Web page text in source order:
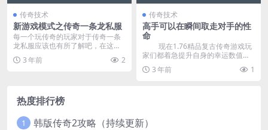
传奇技术
新游戏模式之传奇一条龙私服
每一个玩传奇的玩家对于传奇一条
龙私服应该也有所了解吧，在这样
的情况下，玩家可能更...
3 年前 2
传奇技术
高手可以在瞬间取走对手的性
命
现在1.76精品复古传奇游戏玩
家们都着急提升自身的幸运数值，
因为...
3 年前 1
热度排行榜
1 韩版传奇2攻略（持续更新）